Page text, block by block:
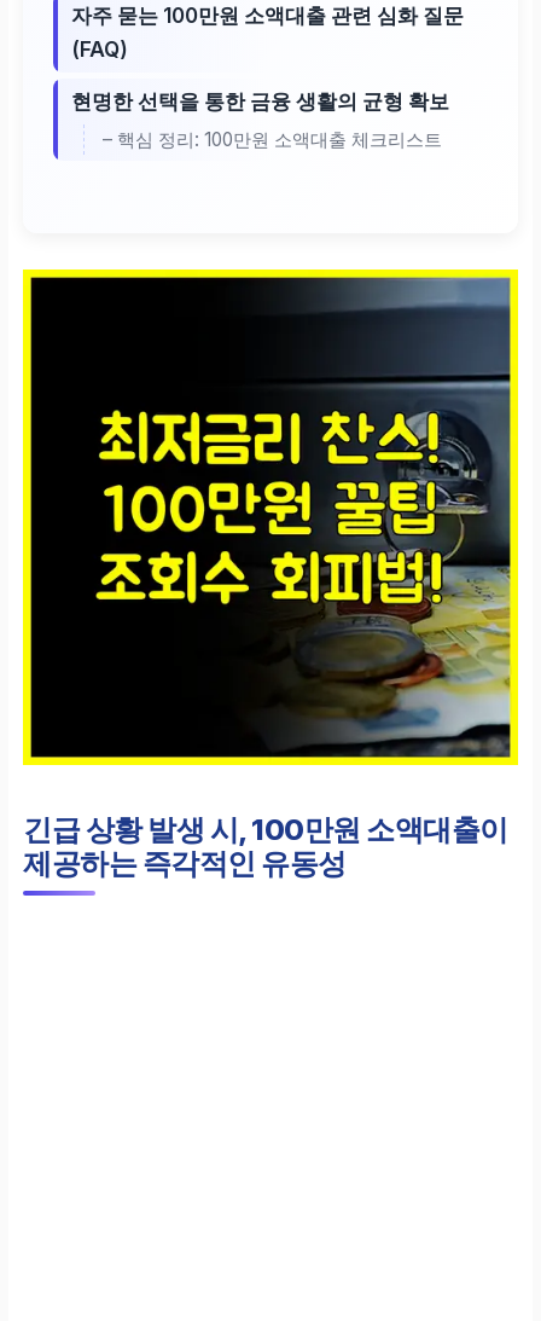
자주 묻는 100만원 소액대출 관련 심화 질문
(FAQ)
현명한 선택을 통한 금융 생활의 균형 확보
– 핵심 정리: 100만원 소액대출 체크리스트
긴급 상황 발생 시, 100만원 소액대출이
제공하는 즉각적인 유동성